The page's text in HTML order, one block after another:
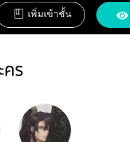
เพิ่มเข้าชั้น
คร